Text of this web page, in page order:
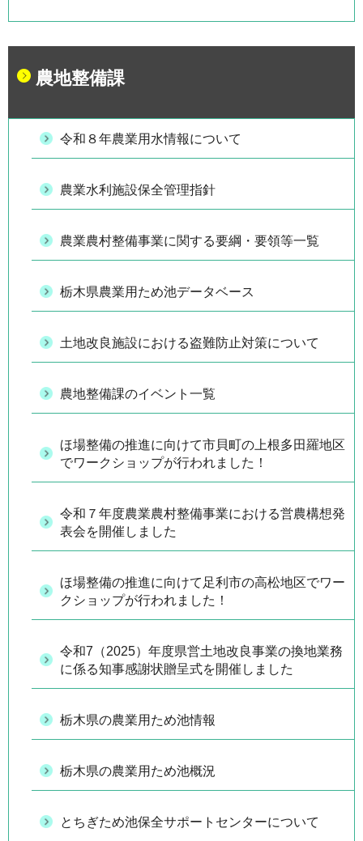
農地整備課
令和８年農業用水情報について
農業水利施設保全管理指針
農業農村整備事業に関する要綱・要領等一覧
栃木県農業用ため池データベース
土地改良施設における盗難防止対策について
農地整備課のイベント一覧
ほ場整備の推進に向けて市貝町の上根多田羅地区
でワークショップが行われました！
令和７年度農業農村整備事業における営農構想発
表会を開催しました
ほ場整備の推進に向けて足利市の高松地区でワー
クショップが行われました！
令和7（2025）年度県営土地改良事業の換地業務
に係る知事感謝状贈呈式を開催しました
栃木県の農業用ため池情報
栃木県の農業用ため池概況
とちぎため池保全サポートセンターについて